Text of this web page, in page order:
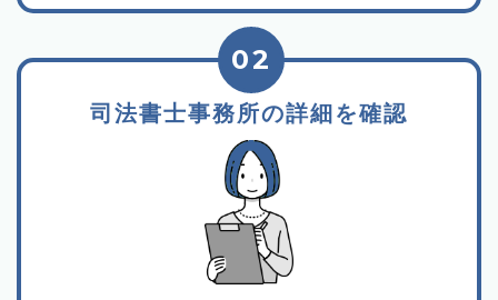
司法書士事務所の詳細を確認
02